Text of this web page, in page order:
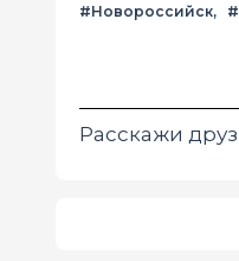
#Новороссийск
Расскажи